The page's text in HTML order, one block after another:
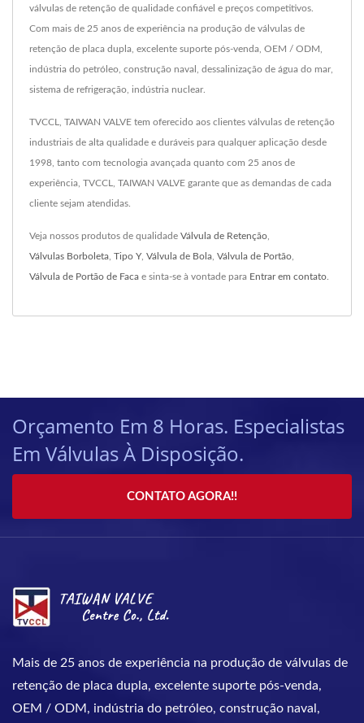
válvulas de retenção de qualidade confiável e preços competitivos.
Com mais de 25 anos de experiência na produção de válvulas de
retenção de placa dupla, excelente suporte pós-venda, OEM / ODM,
indústria do petróleo, construção naval, dessalinização de água do mar,
sistema de refrigeração, indústria nuclear.
TVCCL, TAIWAN VALVE tem oferecido aos clientes válvulas de retenção
industriais de alta qualidade e duráveis para qualquer aplicação desde
1998, tanto com tecnologia avançada quanto com 25 anos de
experiência, TVCCL, TAIWAN VALVE garante que as demandas de cada
cliente sejam atendidas.
Veja nossos produtos de qualidade Válvula de Retenção
Válvulas Borboleta Tipo Y, Válvula de Bola Válvula de Portão
Válvula de Portão de Faca e sinta-se à vontade para Entrar em contato
Orçamento Em 8 Horas. Especialistas
Em Válvulas À Disposição.
CONTATO AGORA!!
Mais de 25 anos de experiência na produção de válvulas de
retenção de placa dupla, excelente suporte pós-venda,
OEM / ODM, indústria do petróleo, construção naval,